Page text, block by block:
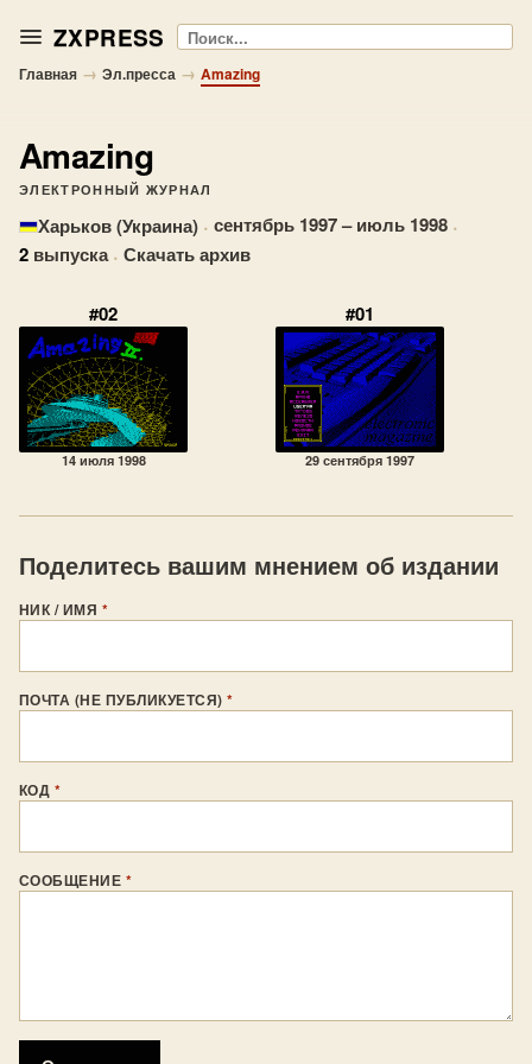
ZXPRESS Поиск
Главная → Эл.пресса → Amazing
Amazing
ЭЛЕКТРОННЫЙ ЖУРНАЛ
Харьков (Украина) · сентябрь 1997 – июль 1998 ·
2 выпуска · Скачать архив
#02
14 июля 1998
#01
29 сентября 1997
Поделитесь вашим мнением об издании
НИК / ИМЯ *
ПОЧТА (НЕ ПУБЛИКУЕТСЯ)*
КОД *
СООБЩЕНИЕ *